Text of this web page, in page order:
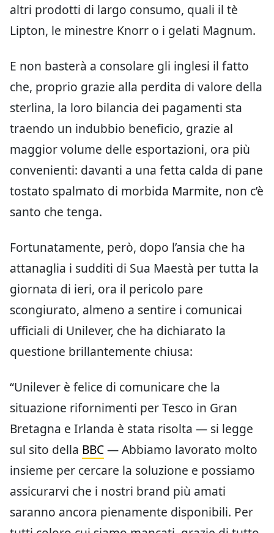
altri prodotti di largo consumo, quali il tè
Lipton, le minestre Knorr o i gelati Magnum.
E non basterà a consolare gli inglesi il fatto
che, proprio grazie alla perdita di valore della
sterlina, la loro bilancia dei pagamenti sta
traendo un indubbio beneficio, grazie al
maggior volume delle esportazioni, ora più
convenienti: davanti a una fetta calda di pane
tostato spalmato di morbida Marmite, non c’è
santo che tenga.
Fortunatamente, però, dopo l’ansia che ha
attanaglia i sudditi di Sua Maestà per tutta la
giornata di ieri, ora il pericolo pare
scongiurato, almeno a sentire i comunicai
ufficiali di Unilever, che ha dichiarato la
questione brillantemente chiusa:
“Unilever è felice di comunicare che la
situazione rifornimenti per Tesco in Gran
Bretagna e Irlanda è stata risolta — si legge
sul sito della BBC— Abbiamo lavorato molto
insieme per cercare la soluzione e possiamo
assicurarvi che i nostri brand più amati
saranno ancora pienamente disponibili. Per